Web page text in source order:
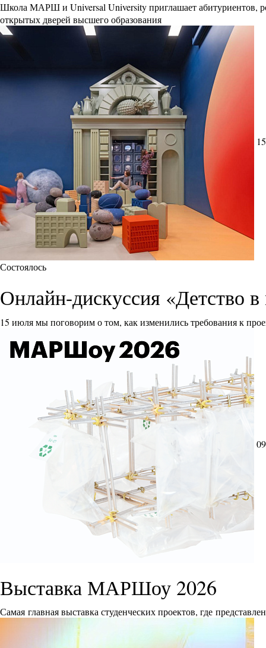
Школа МАРШ и Universal University приглашает абитуриентов,
открытых дверей высшего образования
Состоялось
Онлайн-дискуссия «Детство
15 июля мы поговорим о том, как изменились требования к
Выставка МАРШоу 2026
Самая главная выставка студенческих проектов, где